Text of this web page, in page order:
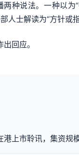
种说法。一种以
人士解读为“方针或指
回应。
港上市聆讯，集资规